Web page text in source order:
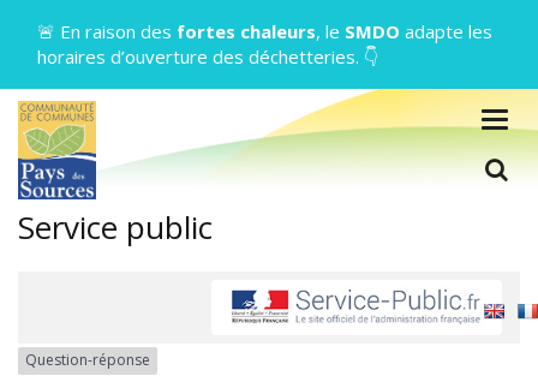
🚨 En raison des fortes chaleurs, le SMDO adapte les
horaires d’ouverture des déchetteries. 👇
Service public
Question-réponse